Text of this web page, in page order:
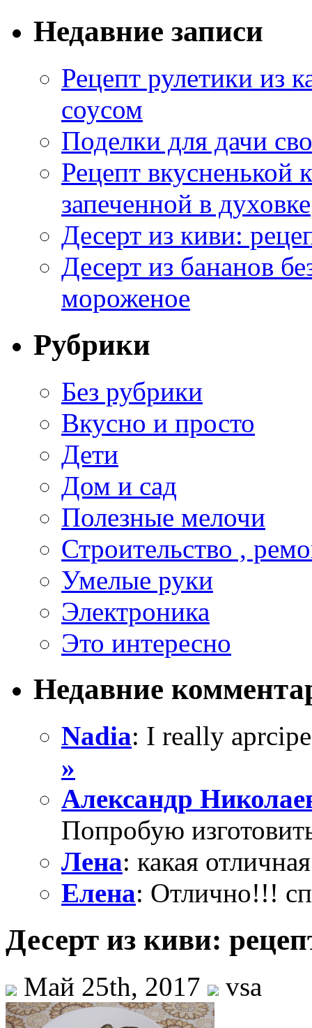
Недавние записи
Рецепт рулетики из
соусом
Поделки для дачи
Рецепт
запеченной в духовке
Десерт из киви:
Десерт из бананов
мороженое
Рубрики
Без рубрики
Вкусно и просто
Дети
Дом и сад
Полезные мелочи
Строительство ,
Умелые руки
Электроника
Это интересно
Недавние
Nadia: I really
»
Александр
Попробую
Лена: какая
Елена: Отлично!!!
Десерт из киви:
Май 25th, 2017 vsa